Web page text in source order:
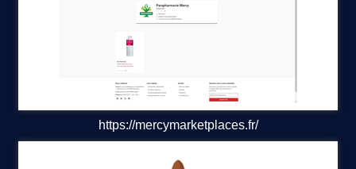
https://mercymarketplaces.fr/